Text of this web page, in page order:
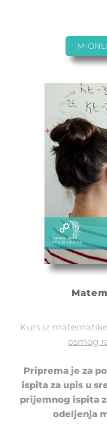
M-
Kurs iz
osmog
Priprema je za
ispita za upis u
prijemnog ispita
odeljenja